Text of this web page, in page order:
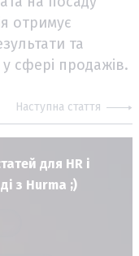
отримує
та
сфері продажів.
Наступна стаття
для HR і
з Hurma ;)